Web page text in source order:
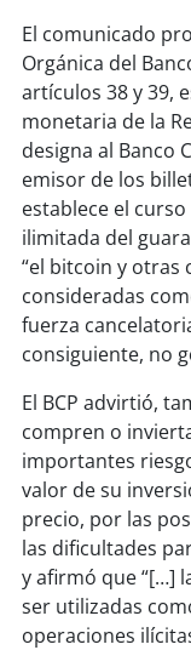
El comunicado
Orgánica del
artículos 38 y 39,
monetaria de la
designa al Banco
emisor de los
establece el
ilimitada del
“el bitcoin y otras
consideradas
fuerza
consiguiente, no
El BCP advirtió,
compren o
importantes
valor de su
precio, por las
las dificultades
y afirmó que “[…]
ser utilizadas
operaciones